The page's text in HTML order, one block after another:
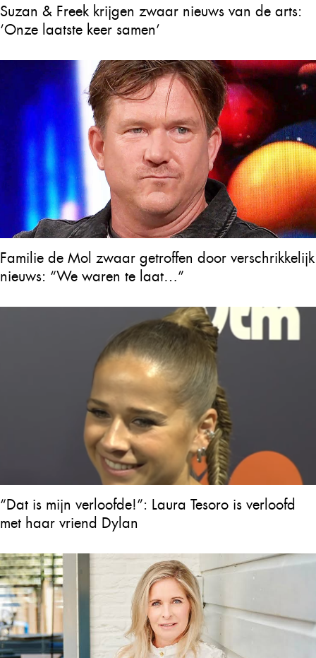
Suzan & Freek krijgen zwaar nieuws van de arts:
‘Onze laatste keer samen’
Familie de Mol zwaar getroffen door verschrikkelijk
nieuws: “We waren te laat…”
“Dat is mijn verloofde!”: Laura Tesoro is verloofd
met haar vriend Dylan